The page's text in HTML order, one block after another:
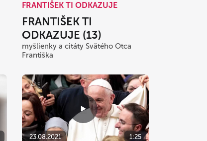
FRANTIŠEK TI ODKAZUJE
FRANTIŠEK TI
ODKAZUJE (13)
myšlienky a citáty Svätého Otca
Františka
23.08.2021 1:25